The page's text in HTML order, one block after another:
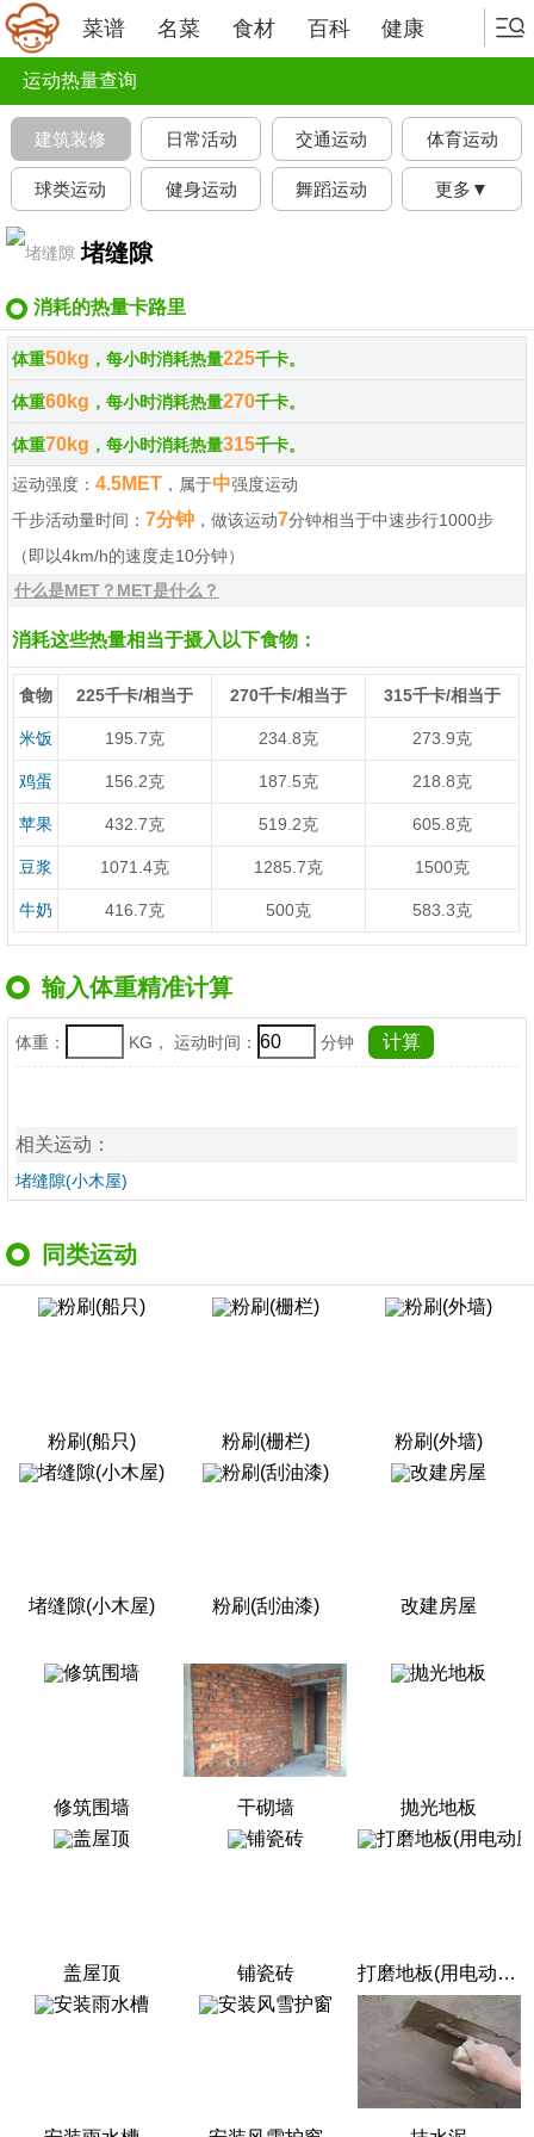
菜谱 名菜 食材 百科 健康
运动热量查询
建筑装修 日常活动 交通运动 体育运动
球类运动 健身运动 舞蹈运动 更多▼
堵缝隙
消耗的热量卡路里
体重50kg ，每小时消耗热量225千卡。
体重60kg ，每小时消耗热量270千卡。
体重70kg ，每小时消耗热量315千卡。
运动强度：4.5MET ，属于中强度运动
千步活动量时间：7分钟 ，做该运动7分钟相当于中速步行1000步
（即以4km/h的速度走10分钟）
什么是MET？MET是什么？
消耗这些热量相当于摄入以下食物：
食物 225千卡/相当于 270千卡/相当于 315千卡/相当于
米饭 195.7克 234.8克 273.9克
鸡蛋 156.2克 187.5克 218.8克
苹果 432.7克 519.2克 605.8克
豆浆 1071.4克 1285.7克 1500克
牛奶 416.7克 500克 583.3克
输入体重精准计算
体重： KG， 运动时间： 分钟
相关运动：
堵缝隙(小木屋)
同类运动
粉刷(船只) 粉刷(栅栏) 粉刷(外墙)
堵缝隙(小木屋) 粉刷(刮油漆) 改建房屋
修筑围墙 干砌墙 抛光地板
盖屋顶 铺瓷砖 打磨地板(用电动磨砂机打磨地板)